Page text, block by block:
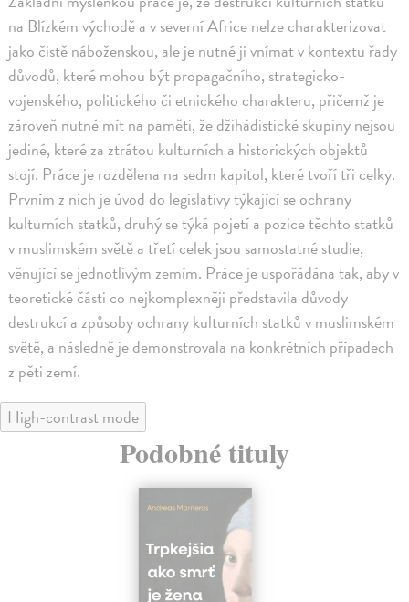
na Blízkém východě a v severní Africe nelze charakterizovat
jako čistě náboženskou, ale je nutné ji vnímat v kontextu řady
důvodů, které mohou být propagačního, strategicko-
vojenského, politického či etnického charakteru, přičemž je
zároveň nutné mít na paměti, že džihádistické skupiny nejsou
jediné, které za ztrátou kulturních a historických objektů
stojí. Práce je rozdělena na sedm kapitol, které tvoří tři celky.
Prvním z nich je úvod do legislativy týkající se ochrany
kulturních statků, druhý se týká pojetí a pozice těchto statků
v muslimském světě a třetí celek jsou samostatné studie,
věnující se jednotlivým zemím. Práce je uspořádána tak, aby v
teoretické části co nejkomplexněji představila důvody
destrukcí a způsoby ochrany kulturních statků v muslimském
světě, a následně je demonstrovala na konkrétních případech
z pěti zemí.
High-contrast mode
Podobné tituly